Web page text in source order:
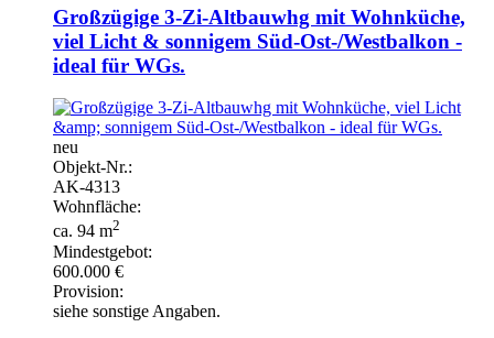
Großzügige 3-Zi-Altbauwhg mit Wohnküche,
viel Licht & sonnigem Süd-Ost-/Westbalkon -
ideal für WGs.
neu
Objekt-Nr.:
AK-4313
Wohnfläche:
ca. 94 m2
Mindestgebot:
600.000 €
Provision:
siehe sonstige Angaben.